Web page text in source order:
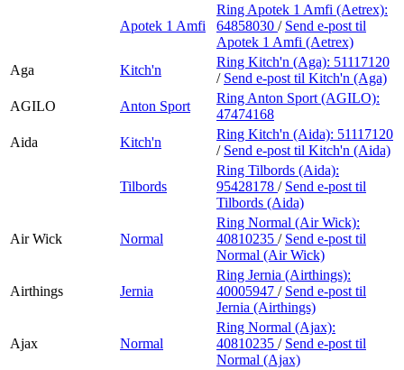
Apotek 1 Amfi
Ring Apotek 1 Amfi (Aetrex):
64858030 / Send e-post til
Apotek 1 Amfi (Aetrex)
Aga
Kitch'n
Ring Kitch'n (Aga): 51117120
/ Send e-post til Kitch'n (Aga)
AGILO
Anton Sport
Ring Anton Sport (AGILO):
47474168
Aida
Kitch'n
Ring Kitch'n (Aida): 51117120
/ Send e-post til Kitch'n (Aida)
Tilbords
Ring Tilbords (Aida):
95428178 / Send e-post til
Tilbords (Aida)
Air Wick Normal
Ring Normal (Air Wick):
40810235 / Send e-post til
Normal (Air Wick)
Airthings Jernia
Ring Jernia (Airthings):
40005947 / Send e-post til
Jernia (Airthings)
Ajax Normal
Ring Normal (Ajax):
40810235 / Send e-post til
Normal (Ajax)